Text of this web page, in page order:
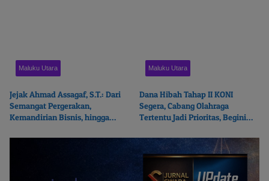
Maluku Utara
Jejak Ahmad Assagaf, S.T.: Dari
Semangat Pergerakan,
Kemandirian Bisnis, hingga
Maluku Utara
Dana Hibah Tahap II KONI
Segera, Cabang Olahraga
Tertentu Jadi Prioritas, Begini